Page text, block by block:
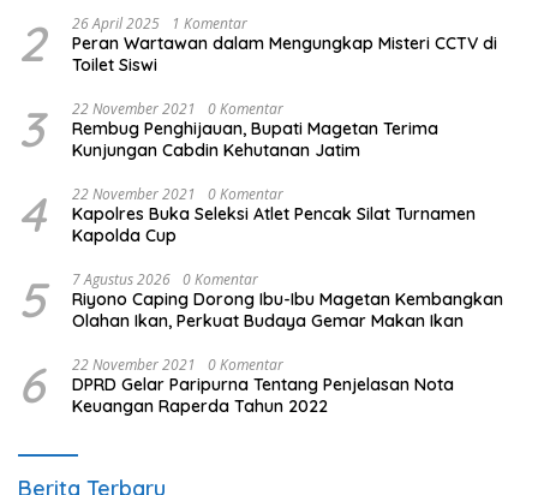
2 26 April 2025 1 Komentar
Peran Wartawan dalam Mengungkap Misteri CCTV di
Toilet Siswi
3 22 November 2021 0 Komentar
Rembug Penghijauan, Bupati Magetan Terima
Kunjungan Cabdin Kehutanan Jatim
4 22 November 2021 0 Komentar
Kapolres Buka Seleksi Atlet Pencak Silat Turnamen
Kapolda Cup
5 7 Agustus 2026 0 Komentar
Riyono Caping Dorong Ibu-Ibu Magetan Kembangkan
Olahan Ikan, Perkuat Budaya Gemar Makan Ikan
6 22 November 2021 0 Komentar
DPRD Gelar Paripurna Tentang Penjelasan Nota
Keuangan Raperda Tahun 2022
Berita Terbaru